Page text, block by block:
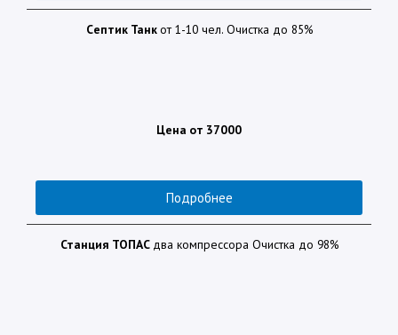
Септик Танкот 1-10 чел. Очистка до 85%
Цена от 37000
Подробнее
Станция ТОПАС два компрессора Очистка до 98%